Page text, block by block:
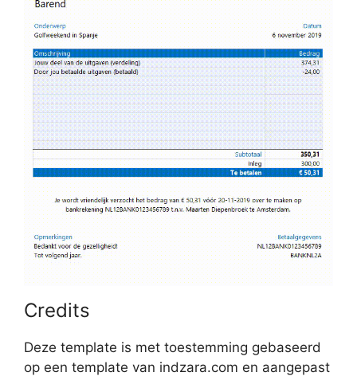
Credits
Deze template is met toestemming gebaseerd
op een template van indzara.com en aangepast